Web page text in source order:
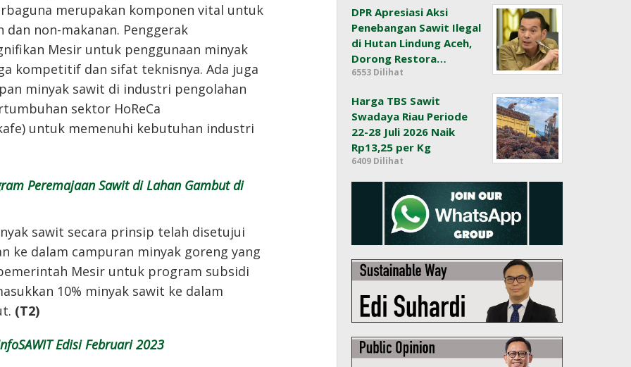
merupakan komponen vital untuk
dan non-makanan. Penggerak
Mesir untuk penggunaan minyak
kompetitif dan sifat teknisnya. Ada juga
minyak sawit di industri pengolahan
sektor HoReCa
untuk memenuhi kebutuhan industri
Peremajaan Sawit di Lahan Gambut di
sawit secara prinsip telah disetujui
ke dalam campuran minyak goreng yang
Mesir untuk program subsidi
10% minyak sawit ke dalam
(T2)
Edisi Februari 2023
DPR Apresiasi Aksi
Penebangan Sawit Ilegal
di Hutan Lindung Aceh,
Dorong Restora…
6553 Dilihat
Harga TBS Sawit
Swadaya Riau Periode
22-28 Juli 2026 Naik
Rp13,25 per Kg
6409 Dilihat